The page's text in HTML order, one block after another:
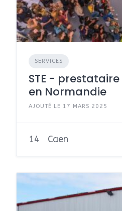
SERVICES
STE -
en Normandie
AJOUTÉ LE 17 MARS 2025
14 Caen